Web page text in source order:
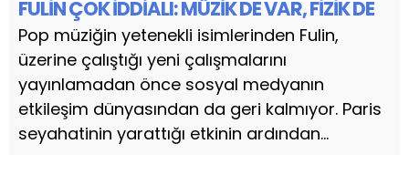
FULİN ÇOK İDDİALI: MÜZİK DE VAR, FİZİK DE
Pop müziğin yetenekli isimlerinden Fulin,
üzerine çalıştığı yeni çalışmalarını
yayınlamadan önce sosyal medyanın
etkileşim dünyasından da geri kalmıyor. Paris
seyahatinin yarattığı etkinin ardından...